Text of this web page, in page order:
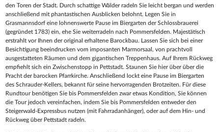
den Toren der Stadt. Durch schattige Wälder radeln Sie leicht bergan und werden
anschließend mit phantastischen Ausblicken belohnt. Legen Sie in
Grasmannsdorf eine lohnenswerte Pause im Biergarten der Schlossbrauerei
(gegründet 1783) ein, ehe Sie weiterradeln nach Pommersfelden. Majestätisch
erstrahlt vor Ihnen der original erhaltene Barockbau. Lassen Sie sich bei einer
Besichtigung beeindrucken vom imposanten Marmorsaal, von prachtvoll
ausgestatteten Räumen und dem gigantischen Treppenhaus. Auf Ihrem Rückweg
empfiehlt sich ein Zwischenstopp in Pettstadt. Staunen Sie hier über über die
Pracht der barocken Pfarrkirche. Anschließend lockt eine Pause im Biergarten
des Schrauder-Kellers, bekannt für seine hervorragenden Brotzeiten. Für diese
Rundtour benötigen Sie bis Pommersfelden zwar etwas Kondition, Sie können
die Tour jedoch vereinfachen, indem Sie bis Pommersfelden entweder den
Steigerwald-Expressbus nutzen (mit Fahrradanhänger), oder auf dem Hin- und
Rückweg über Pettstadt radeln.